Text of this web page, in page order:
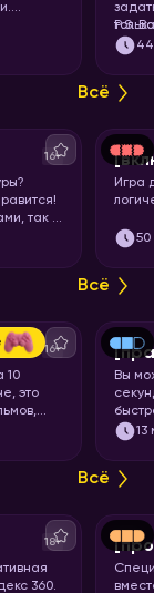
P.S.
44
Всё
16+
так и
что
Игра
50
Всё
16+
10
это
откуда
Вы
13
Всё
18+
360.